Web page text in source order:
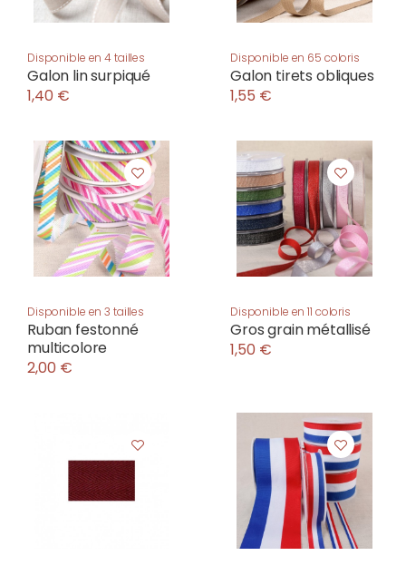
Disponible en 4 tailles
Galon lin surpiqué
1,40 €
Disponible en 65 coloris
Galon tirets obliques
1,55 €
Disponible en 3 tailles
Ruban festonné
multicolore
2,00 €
Disponible en 11 coloris
Gros grain métallisé
1,50 €